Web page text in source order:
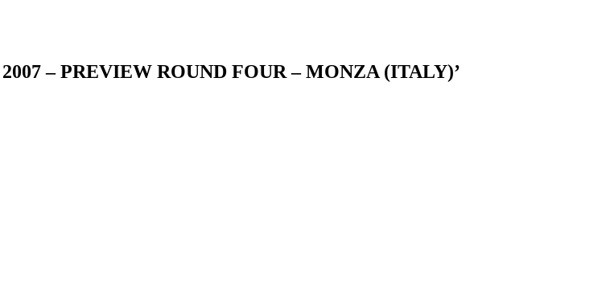
– PREVIEW ROUND FOUR – MONZA (ITALY)’